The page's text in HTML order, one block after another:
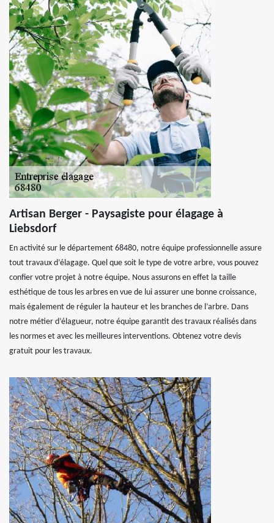
Artisan Berger - Paysagiste pour élagage à
Liebsdorf
En activité sur le département 68480, notre équipe professionnelle assure
tout travaux d’élagage. Quel que soit le type de votre arbre, vous pouvez
confier votre projet à notre équipe. Nous assurons en effet la taille
esthétique de tous les arbres en vue de lui assurer une bonne croissance,
mais également de réguler la hauteur et les branches de l’arbre. Dans
notre métier d’élagueur, notre équipe garantit des travaux réalisés dans
les normes et avec les meilleures interventions. Obtenez votre devis
gratuit pour les travaux.